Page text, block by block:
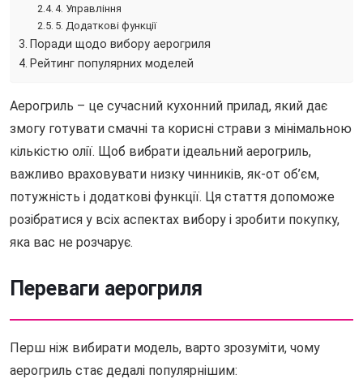
4. Управління
5. Додаткові функції
Поради щодо вибору аерогриля
Рейтинг популярних моделей
Аерогриль – це сучасний кухонний прилад, який дає
змогу готувати смачні та корисні страви з мінімальною
кількістю олії. Щоб вибрати ідеальний аерогриль,
важливо враховувати низку чинників, як-от об’єм,
потужність і додаткові функції. Ця стаття допоможе
розібратися у всіх аспектах вибору і зробити покупку,
яка вас не розчарує.
Переваги аерогриля
Перш ніж вибирати модель, варто зрозуміти, чому
аерогриль стає дедалі популярнішим: